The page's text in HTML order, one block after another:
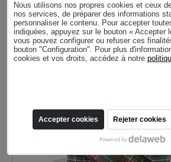
Sangle de Guitare Roskilde II
49,00
Nous utilisons nos propres cookies et ceux
nos services, de préparer des informations
personnaliser le contenu. Pour accepter
indiquées, appuyez sur le bouton « Accepter
vous pouvez configurer ou refuser ces
bouton "Configuration". Pour plus
cookies et vos droits, accédez à notre
Accepter cookies Rejeter cookies